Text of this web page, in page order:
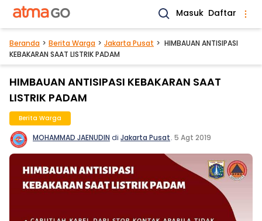
Masuk Daftar
Beranda Berita Warga Jakarta Pusat
HIMBAUAN ANTISIPASI
KEBAKARAN SAAT LISTRIK PADAM
HIMBAUAN ANTISIPASI KEBAKARAN SAAT
LISTRIK PADAM
Berita Warga
MOHAMMAD JAENUDIN di Jakarta Pusat. 5 Agt 2019